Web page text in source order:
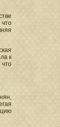
к
что